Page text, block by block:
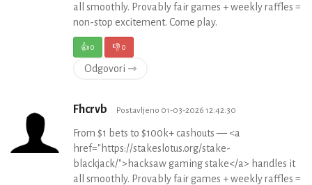
all smoothly. Provably fair games + weekly raffles =
non-stop excitement. Come play.
👍0 👎0
Odgovori ⇾
Fhcrvb Postavljeno 01-03-2026 12:42:30
From $1 bets to $100k+ cashouts — <a
href="https://stakeslotus.org/stake-
blackjack/">hacksaw gaming stake</a> handles it
all smoothly. Provably fair games + weekly raffles =